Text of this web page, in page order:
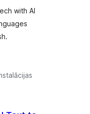
with AI